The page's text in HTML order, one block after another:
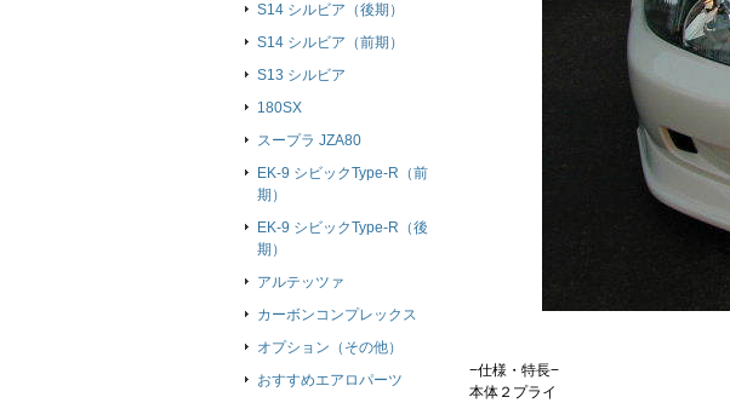
−仕様・特長−
本体２プライ
S14 シルビア（後期）
S14 シルビア（前期）
S13 シルビア
180SX
スープラ JZA80
EK-9 シビックType-R（前
期）
EK-9 シビックType-R（後
期）
アルテッツァ
カーボンコンプレックス
オプション（その他）
おすすめエアロパーツ